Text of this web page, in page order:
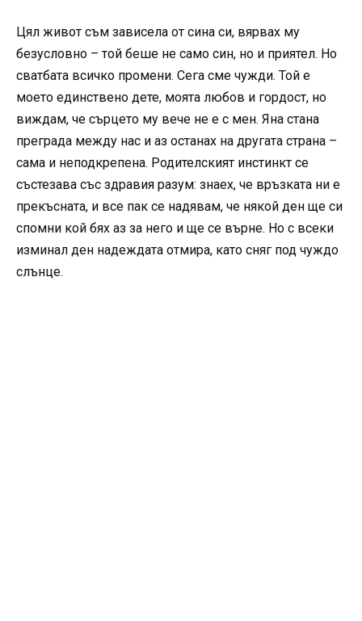
Цял живот съм зависела от сина си, вярвах му
безусловно – той беше не само син, но и приятел. Но
сватбата всичко промени. Сега сме чужди. Той е
моето единствено дете, моята любов и гордост, но
виждам, че сърцето му вече не е с мен. Яна стана
преграда между нас и аз останах на другата страна –
сама и неподкрепена. Родителският инстинкт се
състезава със здравия разум: знаех, че връзката ни е
прекъсната, и все пак се надявам, че някой ден ще си
спомни кой бях аз за него и ще се върне. Но с всеки
изминал ден надеждата отмира, като сняг под чуждо
слънце.